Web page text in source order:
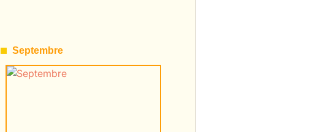
Septembre